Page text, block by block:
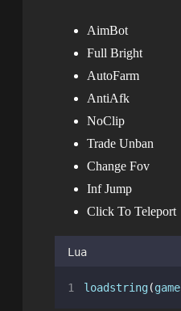
AimBot
Full Bright
AutoFarm
AntiAfk
NoClip
Trade Unban
Change Fov
Inf Jump
Click To Teleport
Lua
loadstring(game